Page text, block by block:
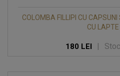
COLOMBA FILLIPI CU
CU
180 LEI